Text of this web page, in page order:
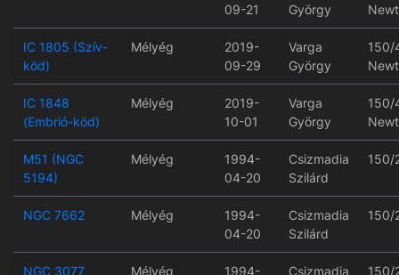
09-21
György
IC 1805 (Szív-
köd)
Mélyég
2019-
09-29
Varga
György
150/
IC 1848
(Embrió-köd)
Mélyég
2019-
10-01
Varga
György
150/
M51 (NGC
5194)
Mélyég
1994-
04-20
Csizmadia
Szilárd
150/
NGC 7662 Mélyég
1994-
04-20
Csizmadia
Szilárd
150/
NGC 3077 Mélyég
1994-
Csizmadia
150/